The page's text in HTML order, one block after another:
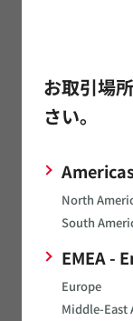
お取引場
さい。
North
South
EMEA -
Europe
Middle-East
企業メールアドレ